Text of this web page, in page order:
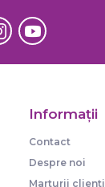
Informaţii
Contact
Despre noi
Marturii clienti